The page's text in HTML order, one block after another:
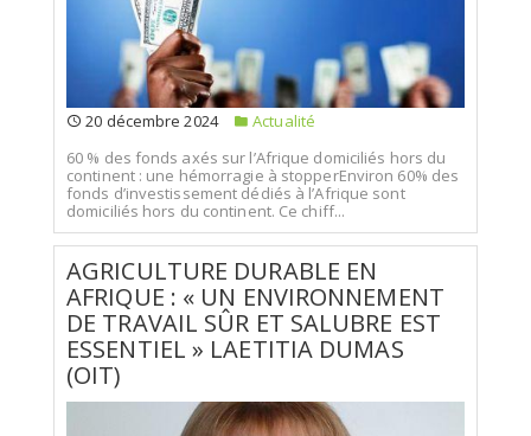
20 décembre 2024
Actualité
60 % des fonds axés sur l’Afrique domiciliés hors du
continent : une hémorragie à stopperEnviron 60% des
fonds d’investissement dédiés à l’Afrique sont
domiciliés hors du continent. Ce chiff...
AGRICULTURE DURABLE EN
AFRIQUE : « UN ENVIRONNEMENT
DE TRAVAIL SÛR ET SALUBRE EST
ESSENTIEL » LAETITIA DUMAS
(OIT)